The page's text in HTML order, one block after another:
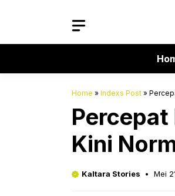
Home » Indexs Post »
Percepat
Kini
Kaltara Stories Mei